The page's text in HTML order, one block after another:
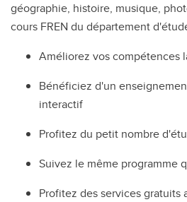
géographie, histoire, musique,
cours FREN du département
Améliorez vos compétences
Bénéficiez d'un
interactif
Profitez du petit nombre
Suivez le même programme
Profitez des services gratuits